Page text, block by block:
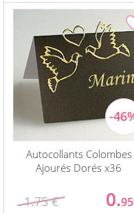
Autocollants Colombes
Ajourés Dorés x36
1.75 € 0.95